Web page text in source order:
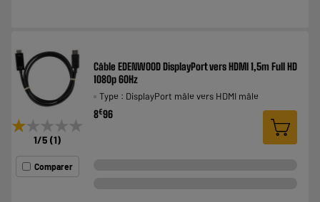
★★★★★
★★★★★
1/5 (1)
Comparer
Câble EDENWOOD DisplayPort vers HDMI 1,5m Full HD
1080p 60Hz
Type : DisplayPort mâle vers HDMI mâle
8€96